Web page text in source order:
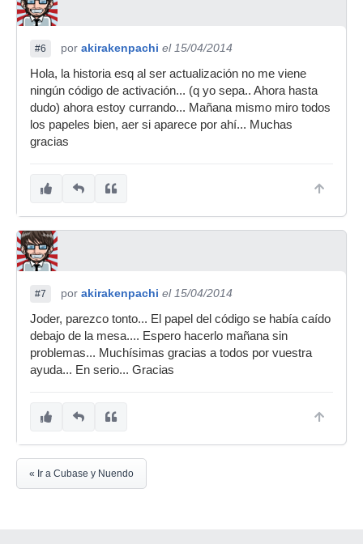
#6 por akirakenpachi el 15/04/2014
Hola, la historia esq al ser actualización no me viene
ningún código de activación... (q yo sepa.. Ahora hasta
dudo) ahora estoy currando... Mañana mismo miro todos
los papeles bien, aer si aparece por ahí... Muchas
gracias
#7 por akirakenpachi el 15/04/2014
Joder, parezco tonto... El papel del código se había caído
debajo de la mesa.... Espero hacerlo mañana sin
problemas... Muchísimas gracias a todos por vuestra
ayuda... En serio... Gracias
« Ir a Cubase y Nuendo